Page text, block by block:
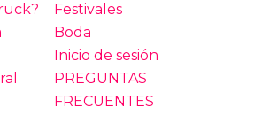
Festivales
Boda
Inicio de sesión
PREGUNTAS
FRECUENTES